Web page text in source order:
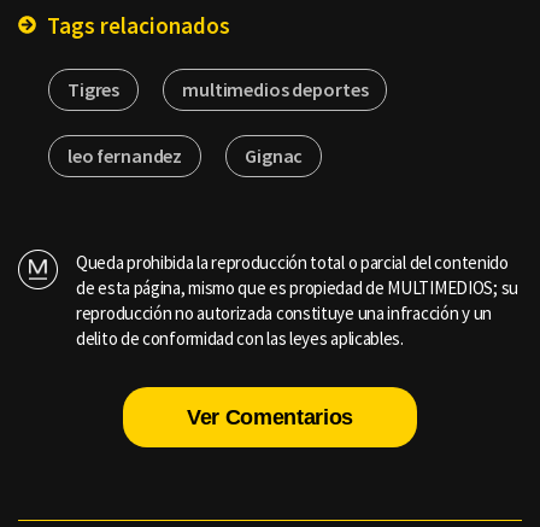
Tags relacionados
Tigres multimedios deportes
leo fernandez Gignac
Queda prohibida la reproducción total o parcial del contenido
de esta página, mismo que es propiedad de MULTIMEDIOS; su
reproducción no autorizada constituye una infracción y un
delito de conformidad con las leyes aplicables.
Ver Comentarios